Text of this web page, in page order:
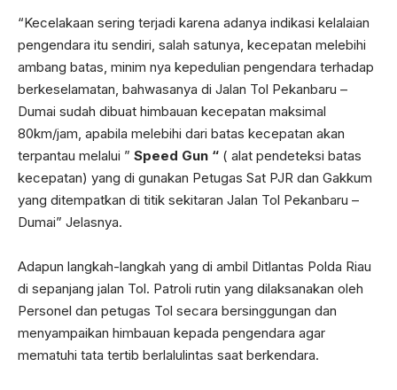
“Kecelakaan sering terjadi karena adanya indikasi kelalaian
pengendara itu sendiri, salah satunya, kecepatan melebihi
ambang batas, minim nya kepedulian pengendara terhadap
berkeselamatan, bahwasanya di Jalan Tol Pekanbaru –
Dumai sudah dibuat himbauan kecepatan maksimal
80km/jam, apabila melebihi dari batas kecepatan akan
terpantau melalui ” Speed Gun “ ( alat pendeteksi batas
kecepatan) yang di gunakan Petugas Sat PJR dan Gakkum
yang ditempatkan di titik sekitaran Jalan Tol Pekanbaru –
Dumai” Jelasnya.
Adapun langkah-langkah yang di ambil Ditlantas Polda Riau
di sepanjang jalan Tol. Patroli rutin yang dilaksanakan oleh
Personel dan petugas Tol secara bersinggungan dan
menyampaikan himbauan kepada pengendara agar
mematuhi tata tertib berlalulintas saat berkendara.